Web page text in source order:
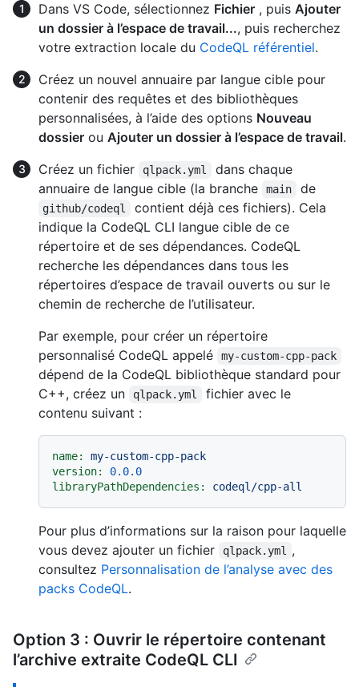
Dans VS Code, sélectionnez Fichier , puis Ajouter
un dossier à l’espace de travail..., puis recherchez
votre extraction locale du CodeQL référentiel.
Créez un nouvel annuaire par langue cible pour
contenir des requêtes et des bibliothèques
personnalisées, à l’aide des options Nouveau
dossier ou Ajouter un dossier à l’espace de travail.
Créez un fichier
qlpack.yml
dans chaque
annuaire de langue cible (la branche
main de
github/codeql
contient déjà ces fichiers). Cela
indique la CodeQL CLI langue cible de ce
répertoire et de ses dépendances. CodeQL
recherche les dépendances dans tous les
répertoires d’espace de travail ouverts ou sur le
chemin de recherche de l’utilisateur.
Par exemple, pour créer un répertoire
personnalisé CodeQL appelé
my-custom-cpp-pack
dépend de la CodeQL bibliothèque standard pour
C++, créez un
qlpack.yml
fichier avec le
contenu suivant :
name:
my-custom-cpp-pack
version:
0.0.0
libraryPathDependencies:
codeql/cpp-all
Pour plus d’informations sur la raison pour laquelle
vous devez ajouter un fichier
qlpack.yml
,
consultez Personnalisation de l’analyse avec des
packs CodeQL.
Option 3 : Ouvrir le répertoire contenant
l’archive extraite CodeQL CLI